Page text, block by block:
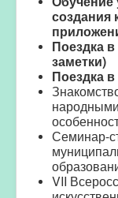
создания
Поездка
заметки)
Поездка
Семинар-
VII